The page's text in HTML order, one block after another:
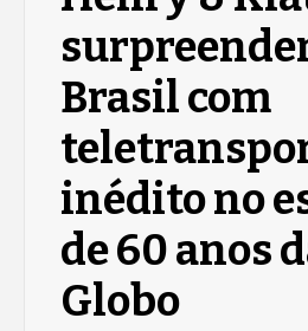
Brasil com
inédito no
de 60 anos
Globo